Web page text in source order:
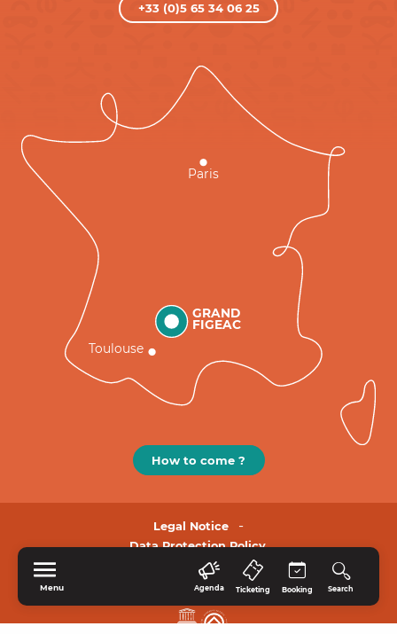
Menu Agenda Ticketing Booking Search
+33 (0)5 65 34 06 25
GRAND
FIGEAC
Toulouse
Paris
How to come ?
Legal Notice
Data Protection Policy.